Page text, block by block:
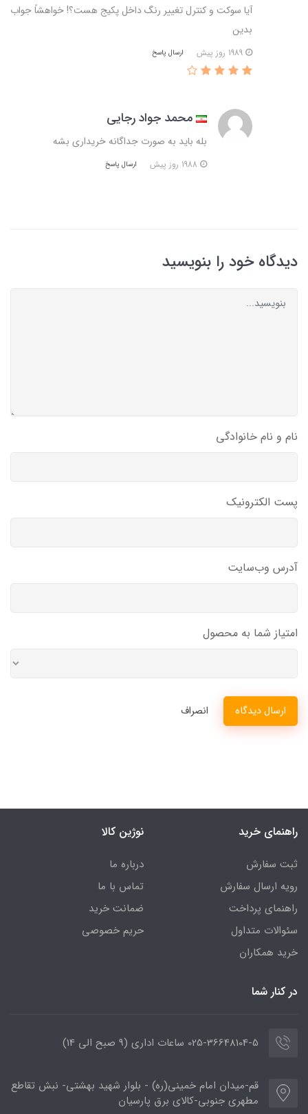
آیا سوکت و کنترل تغییر رنگ داخل پکیج هست؟! خواهشاً جواب
بدین
ارسال پاسخ
محمد جواد رجایی
بله باید به صورت جداگانه خریداری بشه
ارسال پاسخ
دیدگاه خود را بنویسید
نام و نام خانوادگی
پست الکترونیک
آدرس وب‌سایت
امتیاز شما به محصول
ارسال دیدگاه انصراف
راهنمای خرید
ثبت سفارش
رویه ارسال سفارش
راهنمای پرداخت
سئوالات متداول
خرید همکاران
نوژین کالا
درباره ما
تماس با ما
ضمانت خرید
حریم خصوصی
در کنار شما
025-36648104-5 ساعات اداری (9 صبح الی 14)
قم-میدان امام خمینی(ره) - بلوار شهید بهشتی- نبش تقاطع
مطهری جنوبی-کالای برق پارسیان